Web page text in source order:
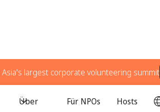
Asia's largest corporate volunteering summit
Über Für NPOs Hosts